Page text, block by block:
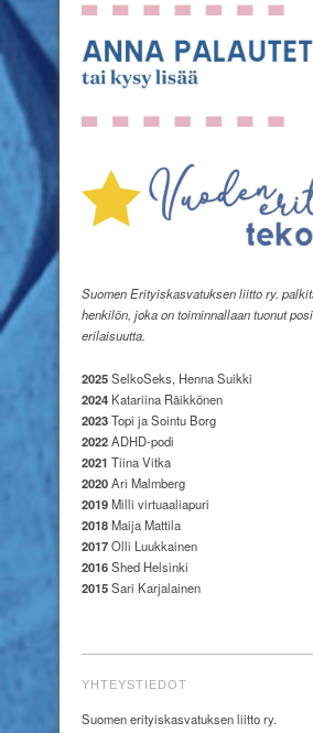
Suomen Erityiskasvatuksen liitto ry.
henkilön, joka on toiminnallaan tuonut
erilaisuutta.
2025SelkoSeks, Henna Suikki
2024 Katariina Räikkönen
2023Topi ja Sointu Borg
2022ADHD-podi
2021 Tiina Vitka
2020Ari Malmberg
2019Milli virtuaaliapuri
2018Maija Mattila
2017Olli Luukkainen
2016Shed Helsinki
2015Sari Karjalainen
YHTEYSTIEDOT
Suomen erityiskasvatuksen liitto ry.